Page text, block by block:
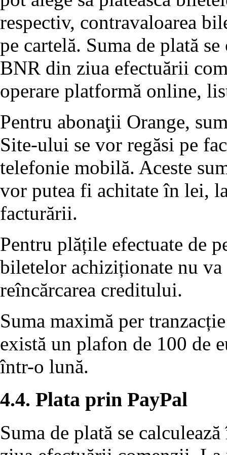
respectiv, contravaloarea
pe cartelă. Suma de plată
BNR din ziua efectuării
operare platformă online,
Pentru abonaţii Orange,
Site-ului se vor regăsi pe
telefonie mobilă. Aceste
vor putea fi achitate în lei,
facturării.
Pentru plățile efectuate de
biletelor achiziționate nu
reîncărcarea creditului.
Suma maximă per
există un plafon de 100 de
într-o lună.
4.4. Plata prin PayPal
Suma de plată se